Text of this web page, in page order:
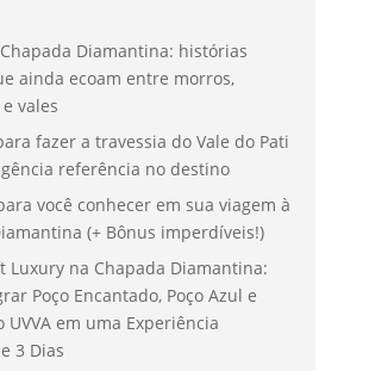
Diamantina: histórias
ainda ecoam entre morros,
vales
fazer a travessia do Vale do Pati
referência no destino
você conhecer em sua viagem à
(+ Bônus imperdíveis!)
Luxury na Chapada Diamantina:
Poço Encantado, Poço Azul e
UVVA em uma Experiência
3 Dias